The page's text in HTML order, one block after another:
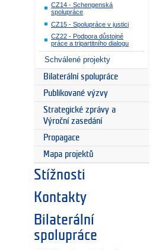
CZ14 - Schengenská
spolupráce
CZ15 - Spolupráce v justici
CZ22 - Podpora důstojné
práce a tripartitního dialogu
Schválené projekty
Bilaterální spolupráce
Publikované výzvy
Strategické zprávy a
Výroční zasedání
Propagace
Mapa projektů
Stížnosti
Kontakty
Bilaterální
spolupráce